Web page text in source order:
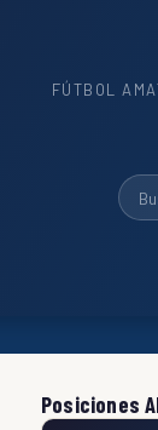
FÚTBOL
Posiciones